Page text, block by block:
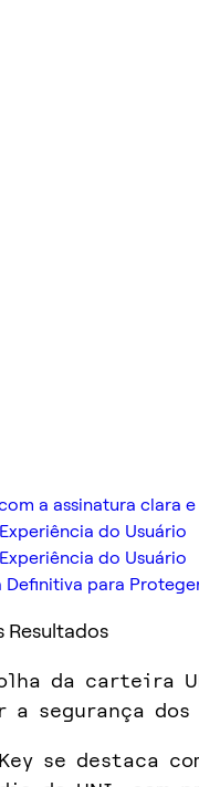
a assinatura clara
do Usuário
do Usuário
para
Resultados
da carteira
a segurança
se destaca